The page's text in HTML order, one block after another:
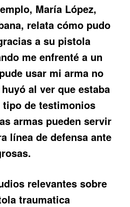
María López,
relata cómo pudo
a su pistola
me enfrenté a un
usar mi arma no
al ver que estaba
tipo de testimonios
armas pueden servir
línea de defensa ante
relevantes sobre
traumatica